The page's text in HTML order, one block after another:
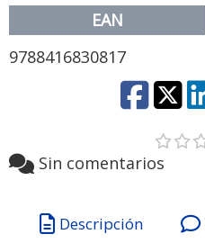
EAN
9788416830817
Sin comentarios
Descripción